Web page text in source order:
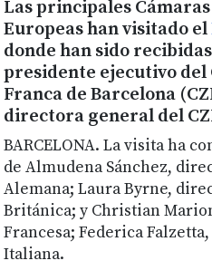
Las principales
Europeas han visitado el
donde han sido
presidente ejecutivo del
Franca de Barcelona
directora general del
BARCELONA. La visita ha
de Almudena Sánchez,
Alemana; Laura Byrne,
Británica; y Christian
Francesa; Federica
Italiana.